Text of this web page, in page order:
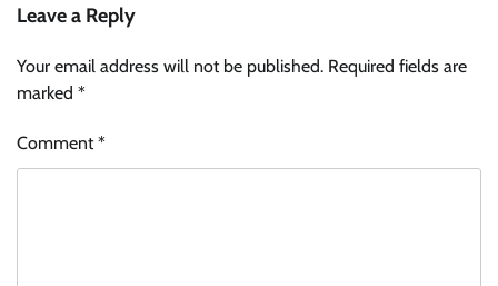
Leave a Reply
Your email address will not be published. Required fields are
marked *
Comment*